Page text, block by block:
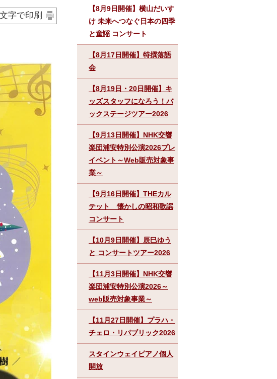
字で印刷
【8月9日開催】横山だいす
け 未来へつなぐ日本の四季
と童謡 コンサート
【8月17日開催】特撰落語
会
【8月19日・20日開催】キ
ッズスタッフになろう！バ
ックステージツアー2026
【9月13日開催】NHK交響
楽団浦安特別公演2026プレ
イベント～Web販売対象事
業～
【9月16日開催】THEカル
テット 懐かしの昭和歌謡
コンサート
【10月9日開催】辰巳ゆう
と コンサートツアー2026
【11月3日開催】NHK交響
楽団浦安特別公演2026～
web販売対象事業～
【11月27日開催】プラハ・
チェロ・リパブリック2026
スタインウェイピアノ個人
開放